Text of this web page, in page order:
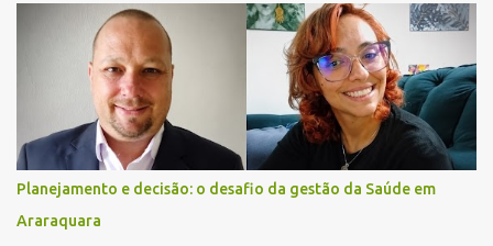
relatos de que havia um condutor inconsciente dentro de um
caminhão. Equipes de resgate foram rapidamente deslocadas ao
local e encontraram a vítima em parada cardiorrespiratória. Os
socorristas iniciaram imediatamente as manobras de reanimação
cardiopulmonar (RCP), porém, apesar de todos os esforços, o
motorista não respondeu aos procedimentos. Às 17h03, médicos
da Unidade de Suporte Avançado constataram o óbito da vítima.
Fonte: São Carlos Agora
Planejamento e decisão: o desafio da gestão da Saúde em
Araraquara